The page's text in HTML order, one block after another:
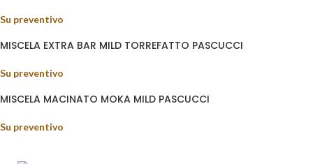
Su preventivo
MISCELA EXTRA BAR MILD TORREFATTO PASCUCCI
Su preventivo
MISCELA MACINATO MOKA MILD PASCUCCI
Su preventivo